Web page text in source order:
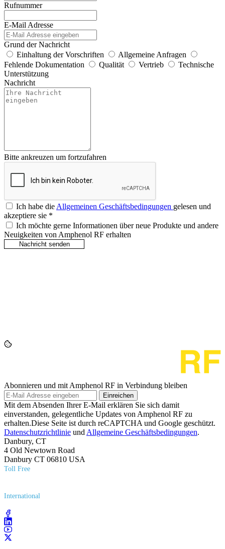
Rufnummer
E-Mail Adresse
Grund der Nachricht
Einhaltung der Vorschriften
Allgemeine Anfragen
Fehlende Dokumentation
Qualität Vertrieb
Technische
Unterstützung
Nachricht
Bitte ankreuzen um fortzufahren
Ich habe die Allgemeinen Geschäftsbedingungen gelesen und
akzeptiere sie *
Ich möchte gerne Informationen über neue Produkte und andere
Neuigkeiten von Amphenol RF erhalten
Abonnieren und mit Amphenol RF in Verbindung bleiben
Einreichen
Mit dem Absenden Ihrer E-Mail erklären Sie sich damit
einverstanden, gelegentliche Updates von Amphenol RF zu
erhalten.Diese Seite ist durch reCAPTCHA und Google geschützt.
Datenschutzrichtlinie und Allgemeine Geschäftsbedingungen.
Danbury, CT
4 Old Newtown Road
Danbury CT 06810 USA
Toll Free
International